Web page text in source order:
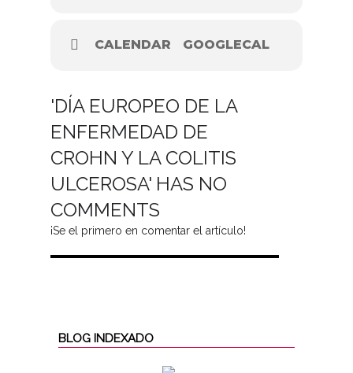
CALENDAR GOOGLECAL
'DÍA EUROPEO DE LA
ENFERMEDAD DE
CROHN Y LA COLITIS
ULCEROSA' HAS NO
COMMENTS
¡Se el primero en comentar el artículo!
BLOG INDEXADO